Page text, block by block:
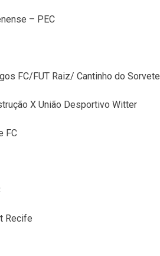
– PEC
FC/FUT Raiz/ Cantinho do Sorvete
X União Desportivo Witter
FC
Recife